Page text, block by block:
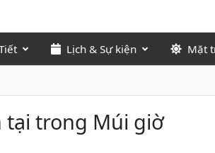
Lịch & Sự kiện Mặt
tại trong Múi giờ